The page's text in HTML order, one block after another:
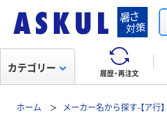
履歴・再注文
カテゴリー
ホーム メーカー名から探す-【ア行】